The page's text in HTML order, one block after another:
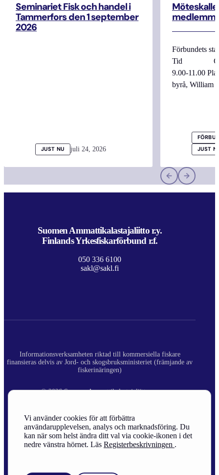
Vi använder cookies för att förbättra
användarupplevelsen, analys och marknadsföring. Du
kan när som helst ändra ditt val via cookie-ikonen i det
nedre vänstra hörnet. Läs Registerbeskrivningen .
Seminariet Fisk och handel i
Tammerfors den 1 september
2026
JUST NU juli 24, 2026
Förbundets
Tid
9.00-11.00
byrå, William
JUST
Suomen Ammattikalastajaliitto r.y.
Finlands Yrkesfiskarförbund r.f.
050 336 6100
sakl@sakl.fi
Informationsverksamheten riktad till kommersiella fiskare
finansieras delvis av Jord- och skogsbruksministeriet (främjande av
fiskerinäringen)
© 2026 Suomen Ammattikalastajaliitto ry.
Site Credits